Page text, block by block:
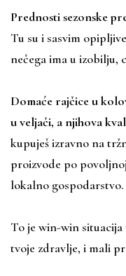
Prednosti sezonske
Tu su i sasvim
nečega ima u izobilju,
Domaće rajčice u
u veljači, a njihova
kupuješ izravno na
proizvode po
lokalno gospodarstvo.
To je win-win
tvoje zdravlje, i mali